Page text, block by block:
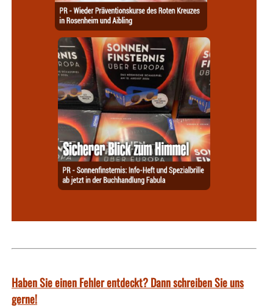
Haben Sie einen Fehler entdeckt? Dann schreiben Sie uns
gerne!